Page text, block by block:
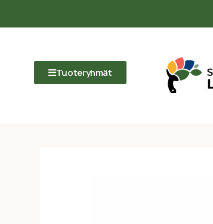
Tuoteryhmät